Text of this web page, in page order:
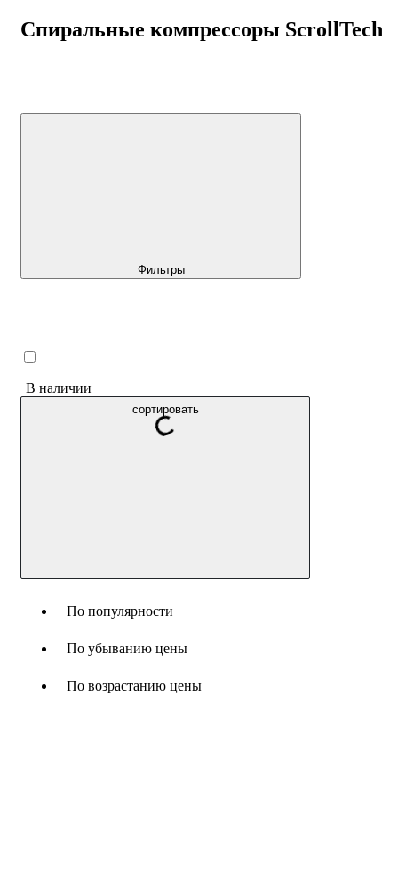
Спиральные компрессоры ScrollTech
Фильтры
В наличии
сортировать
По популярности
По убыванию цены
По возрастанию цены